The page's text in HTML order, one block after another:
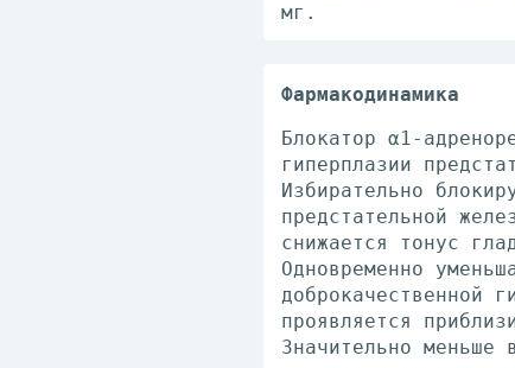
мг.
Фармакодинамика
Блокатор α1-
гиперплазии
Избирательно
предстательной
снижается тонус
Одновременно
доброкачественной
проявляется
Значительно меньше